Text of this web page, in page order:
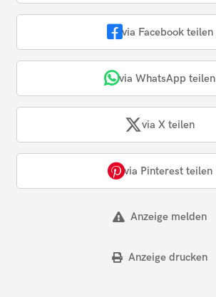
via Facebook teilen
via WhatsApp teilen
via X teilen
via Pinterest teilen
Anzeige melden
Anzeige drucken